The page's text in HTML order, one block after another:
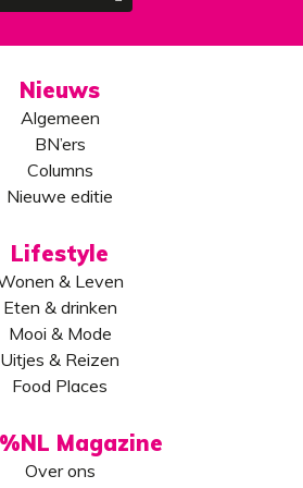
Nieuws
Algemeen
BN’ers
Columns
Nieuwe editie
Lifestyle
& Leven
Eten & drinken
Mooi & Mode
Uitjes & Reizen
Food Places
Magazine
Over ons